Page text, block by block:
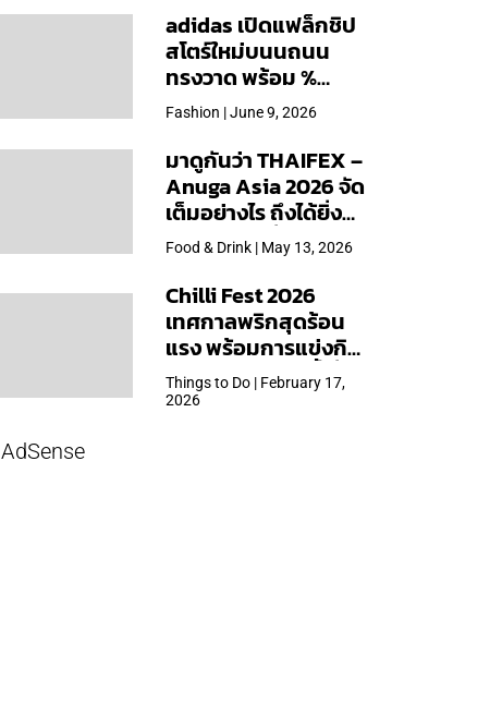
adidas เปิดแฟล็กชิป
สโตร์ใหม่บนนถนน
ทรงวาด พร้อม %
Arabica และคอลเลก
ชันพิเศษเฉพาะสาขา
Fashion | June 9, 2026
มาดูกันว่า THAIFEX –
Anuga Asia 2026 จัด
เต็มอย่างไร ถึงได้ยิ่ง
ใหญ่สุดเท่าที่เคยจัดมา
Food & Drink | May 13, 2026
Chilli Fest 2026
เทศกาลพริกสุดร้อน
แรง พร้อมการแข่งกิน
พริก จัด 28 มี.ค.นี้ ที่โรง
แรมคิมป์ตัน มาลัยฯ
Things to Do | February 17,
2026
AdSense